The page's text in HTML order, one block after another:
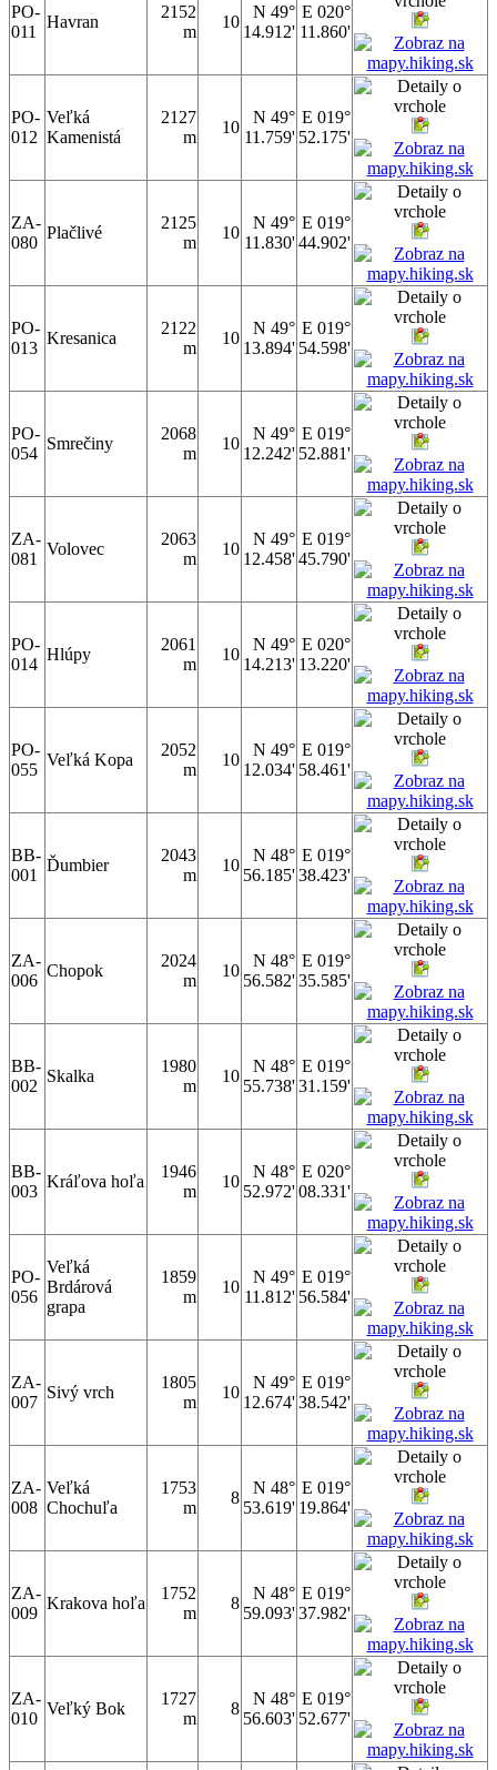
PO-
011
Havran
2152
m
10
N 49°
14.912'
E 020°
11.860'
PO-
012
Veľká
Kamenistá
2127
m
10
N 49°
11.759'
E 019°
52.175'
ZA-
080
Plačlivé
2125
m
10
N 49°
11.830'
E 019°
44.902'
PO-
013
Kresanica
2122
m
10
N 49°
13.894'
E 019°
54.598'
PO-
054
Smrečiny
2068
m
10
N 49°
12.242'
E 019°
52.881'
ZA-
081
Volovec
2063
m
10
N 49°
12.458'
E 019°
45.790'
PO-
014
Hlúpy
2061
m
10
N 49°
14.213'
E 020°
13.220'
PO-
055
Veľká Kopa
2052
m
10
N 49°
12.034'
E 019°
58.461'
BB-
001
Ďumbier
2043
m
10
N 48°
56.185'
E 019°
38.423'
ZA-
006
Chopok
2024
m
10
N 48°
56.582'
E 019°
35.585'
BB-
002
Skalka
1980
m
10
N 48°
55.738'
E 019°
31.159'
BB-
003
Kráľova hoľa
1946
m
10
N 48°
52.972'
E 020°
08.331'
PO-
056
Veľká
Brdárová
grapa
1859
m
10
N 49°
11.812'
E 019°
56.584'
ZA-
007
Sivý vrch
1805
m
10
N 49°
12.674'
E 019°
38.542'
ZA-
008
Veľká
Chochuľa
1753
m
8
N 48°
53.619'
E 019°
19.864'
ZA-
009
Krakova hoľa
1752
m
8
N 48°
59.093'
E 019°
37.982'
ZA-
010
Veľký Bok
1727
m
8
N 48°
56.603'
E 019°
52.677'